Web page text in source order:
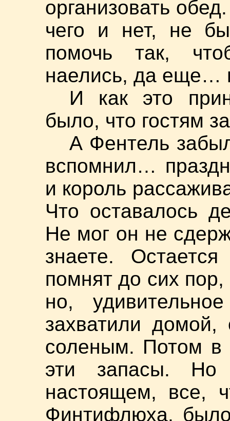
организовать
чего и нет, не
помочь так,
наелись, да еще…
И как это
было, что гостям
А Фентель
вспомнил…
и король
Что оставалось
Не мог он не
знаете.
помнят до сих
но,
захватили домой,
соленым. Потом в
эти запасы.
настоящем, все,
Финтифлюха,